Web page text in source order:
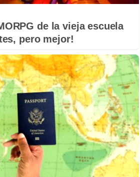
de la vieja escuela
pero mejor!